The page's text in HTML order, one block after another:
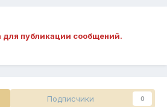
для публикации сообщений.
Подписчики 0